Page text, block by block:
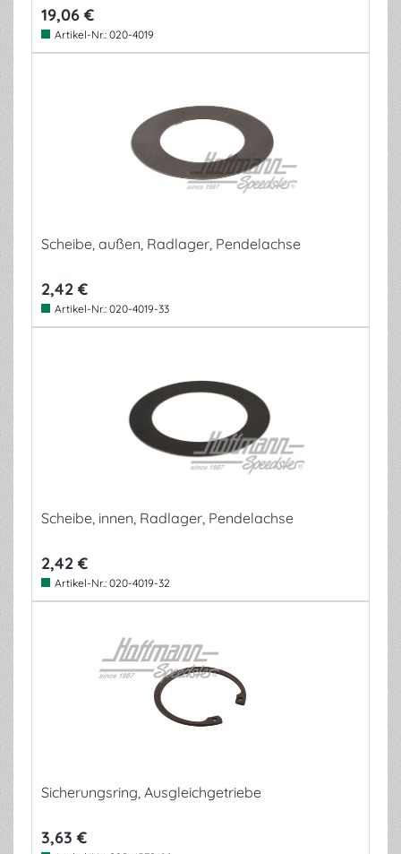
19,06 €
Artikel-Nr.: 020-4019
Scheibe, außen, Radlager, Pendelachse
2,42 €
Artikel-Nr.: 020-4019-33
Scheibe, innen, Radlager, Pendelachse
2,42 €
Artikel-Nr.: 020-4019-32
Sicherungsring, Ausgleichgetriebe
3,63 €